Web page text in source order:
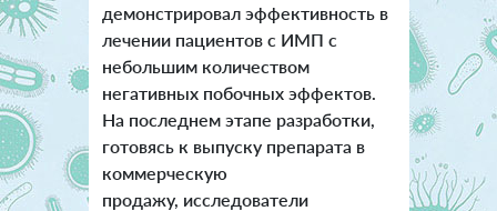
демонстрировал эффективность в
лечении пациентов с ИМП с
небольшим количеством
негативных побочных эффектов.
На последнем этапе разработки,
готовясь к выпуску препарата в
коммерческую
продажу, исследователи